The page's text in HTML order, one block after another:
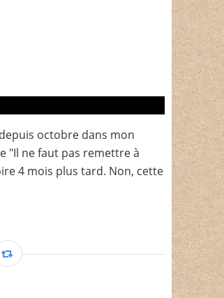
octobre dans mon
"Il ne faut pas remettre à
4 mois plus tard. Non, cette